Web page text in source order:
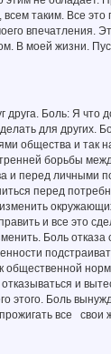
таким. Все это
впечатления.
В моей жизни.
друга. Боль: Я что
для других.
общества и так
борьбы
и перед личными
перед
и все это
Боль отказа
общественной
и
этого. Боль
все свои